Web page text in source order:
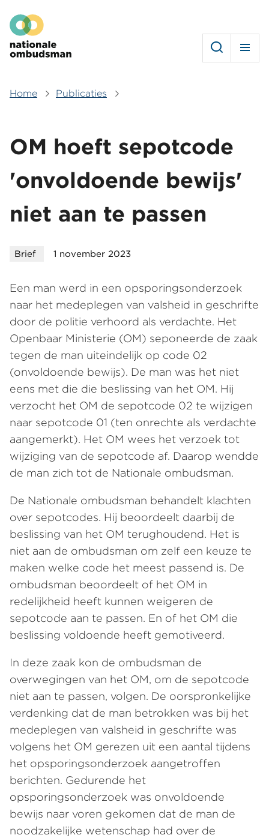
en
naar
de
gaan
Hoofdmenu
Home Publicaties
OM hoeft sepotcode
'onvoldoende bewijs'
niet aan te passen
Brief 1 november 2023
Een man werd in een opsporingsonderzoek
naar het medeplegen van valsheid in geschrifte
door de politie verhoord als verdachte. Het
Openbaar Ministerie (OM) seponeerde de zaak
tegen de man uiteindelijk op code 02
(onvoldoende bewijs). De man was het niet
eens met die die beslissing van het OM. Hij
verzocht het OM de sepotcode 02 te wijzigen
naar sepotcode 01 (ten onrechte als verdachte
aangemerkt). Het OM wees het verzoek tot
wijziging van de sepotcode af. Daarop wendde
de man zich tot de Nationale ombudsman.
De Nationale ombudsman behandelt klachten
over sepotcodes. Hij beoordeelt daarbij de
beslissing van het OM terughoudend. Het is
niet aan de ombudsman om zelf een keuze te
maken welke code het meest passend is. De
ombudsman beoordeelt of het OM in
redelijkheid heeft kunnen weigeren de
sepotcode aan te passen. En of het OM die
beslissing voldoende heeft gemotiveerd.
In deze zaak kon de ombudsman de
overwegingen van het OM, om de sepotcode
niet aan te passen, volgen. De oorspronkelijke
verdenking dat de man betrokken was bij het
medeplegen van valsheid in geschrifte was
volgens het OM gerezen uit een aantal tijdens
het opsporingsonderzoek aangetroffen
berichten. Gedurende het
opsporingsonderzoek was onvoldoende
bewijs naar voren gekomen dat de man de
noodzakelijke wetenschap had over de